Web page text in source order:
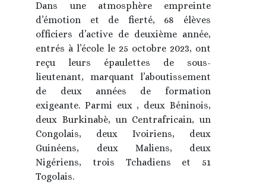
Dans une atmosphère empreinte
d’émotion et de fierté, 68 élèves
officiers d’active de deuxième année,
entrés à l’école le 25 octobre 2023, ont
reçu leurs épaulettes de sous-
lieutenant, marquant l’aboutissement
de deux années de formation
exigeante. Parmi eux , deux Béninois,
deux Burkinabè, un Centrafricain, un
Congolais, deux Ivoiriens, deux
Guinéens, deux Maliens, deux
Nigériens, trois Tchadiens et 51
Togolais.